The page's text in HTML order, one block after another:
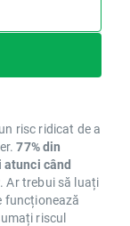
risc ridicat de a
77% din
când
. Ar trebui să luați
funcționează
riscul